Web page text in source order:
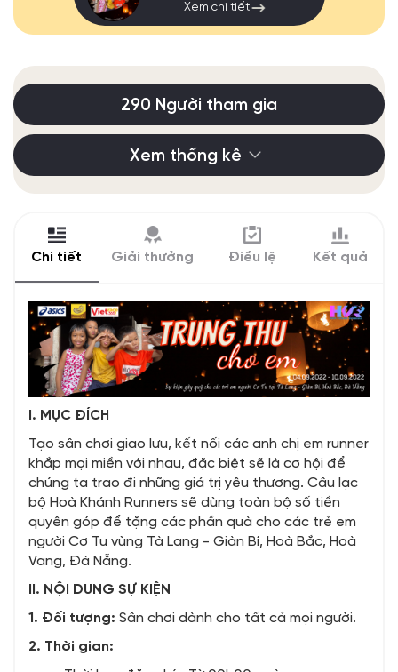
Xem chi tiết
290 Người tham gia
Xem thống kê
Chi tiết Giải thưởng Điều lệ Kết quả
I. MỤC ĐÍCH
Tạo sân chơi giao lưu, kết nối các anh chị em runner
khắp mọi miền với nhau, đặc biệt sẽ là cơ hội để
chúng ta trao đi những giá trị yêu thương. Câu lạc
bộ Hoà Khánh Runners sẽ dùng toàn bộ số tiền
quyên góp để tặng các phần quà cho các trẻ em
người Cơ Tu vùng Tà Lang - Giàn Bí, Hoà Bắc, Hoà
Vang, Đà Nẵng.
II. NỘI DUNG SỰ KIỆN
1. Đối tượng: Sân chơi dành cho tất cả mọi người.
2. Thời gian: